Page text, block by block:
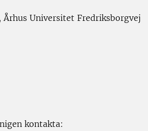
Århus Universitet Fredriksborgvej
kontakta: